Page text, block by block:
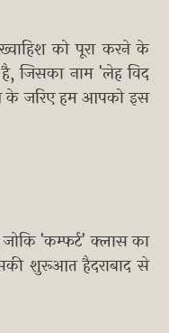
को पूरा करने के
जिसका नाम 'लेह विद
जरिए हम आपको इस
'कम्फर्ट' क्लास का
शुरूआत हैदराबाद से